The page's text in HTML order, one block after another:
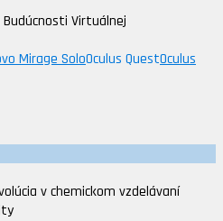
Virtuálnej
Mirage SoloOculus QuestOculus
v chemickom vzdelávaní